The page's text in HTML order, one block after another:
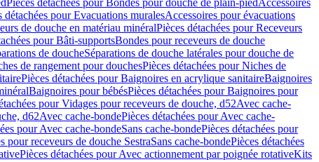
Pièces détachées pour Bondes pour douche de plain-piedAccessoires
détachées pour Evacuations muralesAccessoires pour évacuations
de douche en matériau minéralPièces détachées pour Receveurs
pour Bâti-supportsBondes pour receveurs de douche
de doucheSéparations de douche latérales pour douche de
de rangement pour douchesPièces détachées pour Niches de
Pièces détachées pour Baignoires en acrylique sanitaireBaignoires
Baignoires pour bébésPièces détachées pour Baignoires pour
pour Vidages pour receveurs de douche, d52Avec cache-
d62Avec cache-bondePièces détachées pour Avec cache-
pour Avec cache-bondeSans cache-bondePièces détachées pour
pour receveurs de douche SestraSans cache-bondePièces détachées
Pièces détachées pour Avec actionnement par poignée rotativeKits